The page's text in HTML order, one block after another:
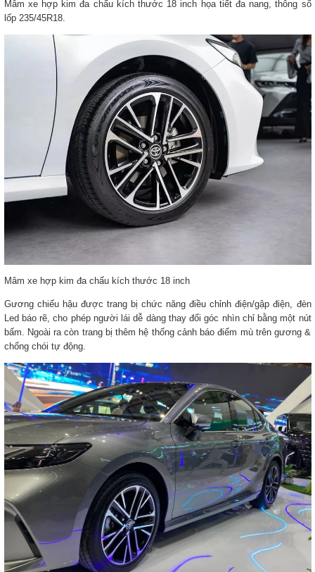
Mâm xe hợp kim đa chấu kích thước 18 inch họa tiết đa nang, thông số
lốp 235/45R18.
Mâm xe hợp kim đa chấu kích thước 18 inch
Gương chiếu hậu được trang bị chức năng điều chỉnh điện/gập điện, đèn
Led báo rẽ, cho phép người lái dễ dàng thay đổi góc nhìn chỉ bằng một nút
bấm. Ngoài ra còn trang bị thêm hệ thống cảnh báo điểm mù trên gương &
chống chói tự động.